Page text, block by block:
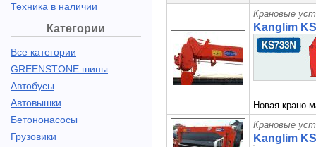
Техника в наличии
Категории
Все категории
GREENSTONE шины
Автобусы
Автовышки
Бетононасосы
Грузовики
Крановые
Kanglim
Новая крано-
Крановые
Kanglim